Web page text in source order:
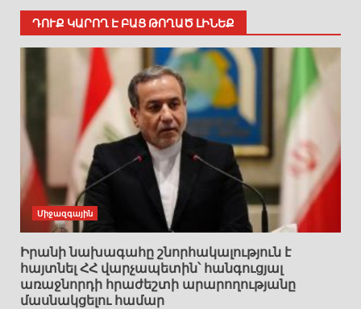
ԴՈՒՔ ԿԱՐՈՂ Է ԲԱՑ ԹՈՂԱԾ ԼԻՆԵՔ
Միջազգային
Իրանի նախագահը շնորհակալություն է
հայտնել ՀՀ վարչապետին՝ հանգուցյալ
առաջնորդի հրաժեշտի արարողությանը
մասնակցելու համար